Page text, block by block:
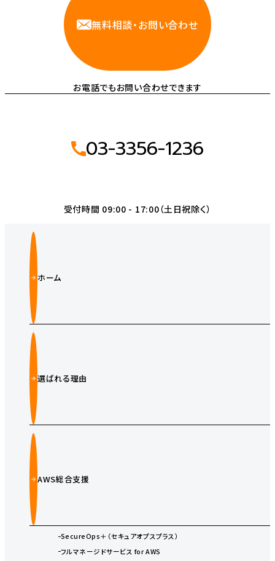
無料相談・お問い合わせ
お電話でもお問い合わせできます
03-3356-1236
受付時間 09:00 - 17:00（土日祝除く）
ホーム
選ばれる理由
AWS総合支援
SecureOps＋（セキュアオプスプラス）
フルマネージドサービス for AWS